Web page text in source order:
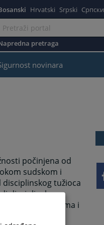
Hrvatski Srpski Српски
pretraga
novinara
počinjena od
sudskom i
tužioca
disciplinske
mjere sudijama i
koju može